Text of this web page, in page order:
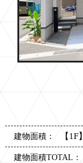
建物面積： 【
建物面積TOTAL：